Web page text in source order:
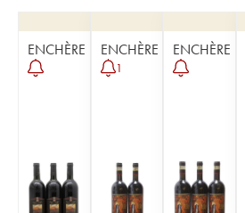
ENCHÈRE ENCHÈRE
1
ENCHÈRE